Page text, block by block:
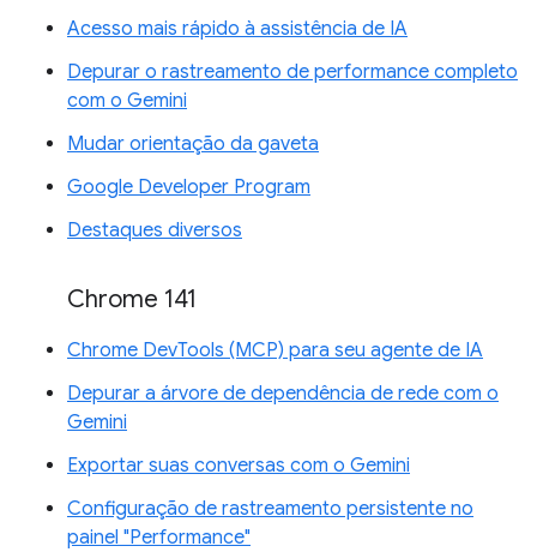
Acesso mais rápido à assistência de IA
Depurar o rastreamento de performance completo
com o Gemini
Mudar orientação da gaveta
Google Developer Program
Destaques diversos
Chrome 141
Chrome DevTools (MCP) para seu agente de IA
Depurar a árvore de dependência de rede com o
Gemini
Exportar suas conversas com o Gemini
Configuração de rastreamento persistente no
painel "Performance"